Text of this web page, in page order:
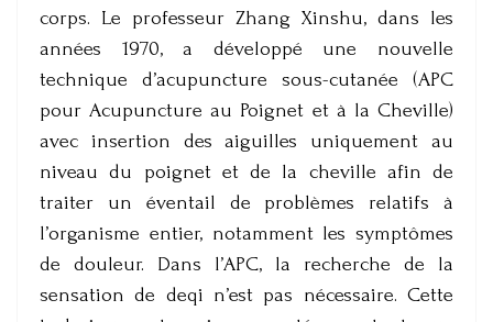
corps. Le professeur Zhang Xinshu, dans les
années 1970, a développé une nouvelle
technique d’acupuncture sous-cutanée (APC
pour Acupuncture au Poignet et à la Cheville)
avec insertion des aiguilles uniquement au
niveau du poignet et de la cheville afin de
traiter un éventail de problèmes relatifs à
l’organisme entier, notamment les symptômes
de douleur. Dans l’APC, la recherche de la
sensation de deqi n’est pas nécessaire. Cette